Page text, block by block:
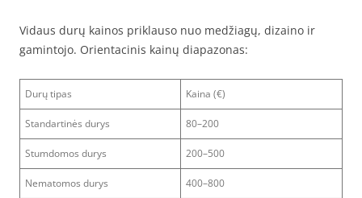
Vidaus durų kainos priklauso nuo medžiagų, dizaino ir
gamintojo. Orientacinis kainų diapazonas:
Durų tipas Kaina (€)
Standartinės durys 80–200
Stumdomos durys 200–500
Nematomos durys 400–800